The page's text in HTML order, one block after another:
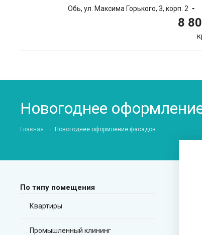
Обь, ул. Максима Горького, 3, корп. 2
8
Новогоднее
Главная Новогоднее оформление фасадов
По типу помещения
Квартиры
Промышленный клининг